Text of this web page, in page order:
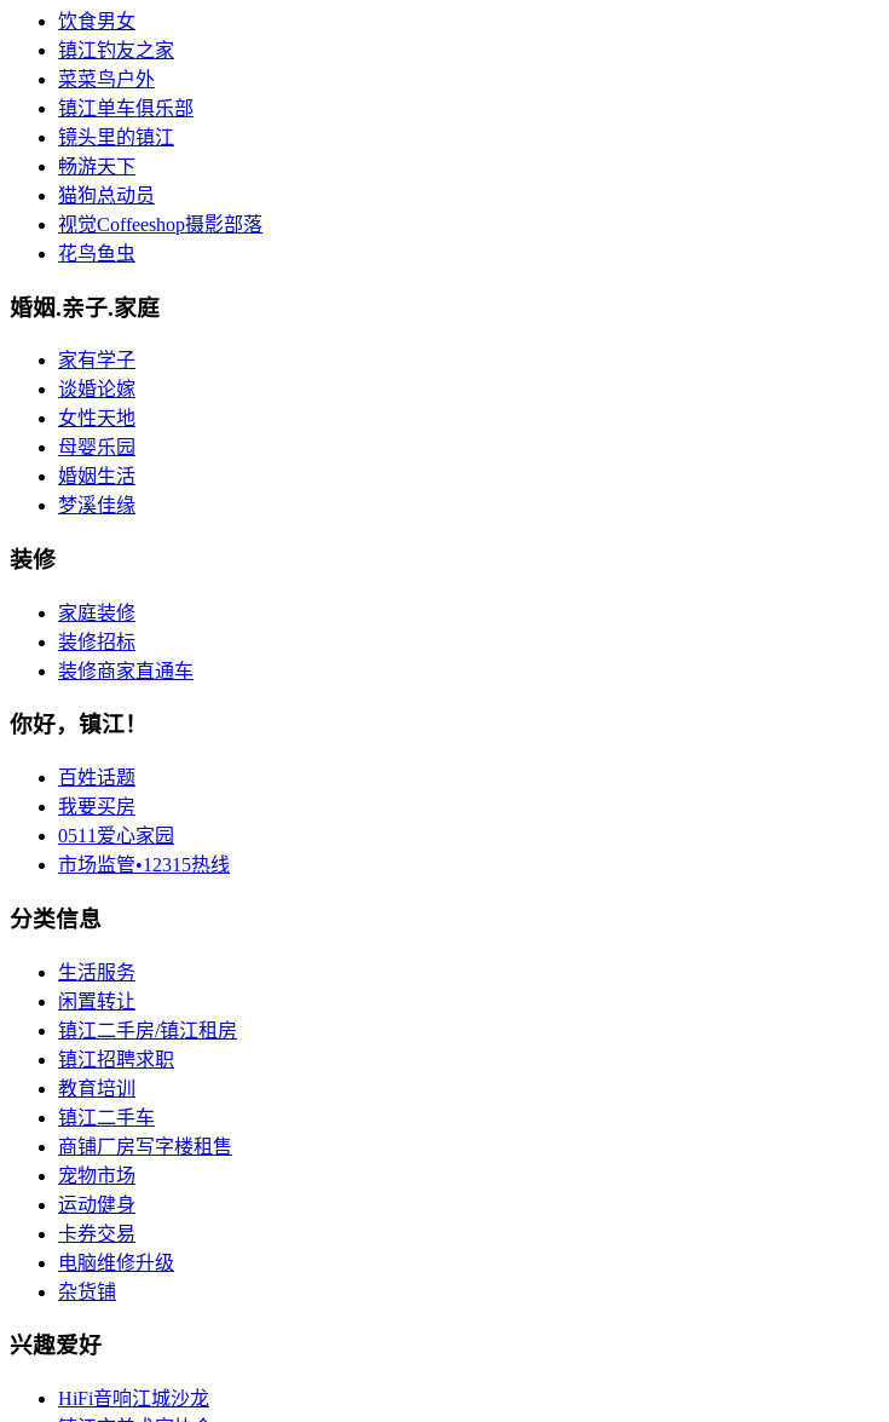
饮食男女
镇江钓友之家
菜菜鸟户外
镇江单车俱乐部
镜头里的镇江
畅游天下
猫狗总动员
视觉Coffeeshop摄影部落
花鸟鱼虫
婚姻.亲子.家庭
家有学子
谈婚论嫁
女性天地
母婴乐园
婚姻生活
梦溪佳缘
装修
家庭装修
装修招标
装修商家直通车
你好，镇江！
百姓话题
我要买房
0511爱心家园
市场监管•12315热线
分类信息
生活服务
闲置转让
镇江二手房/镇江租房
镇江招聘求职
教育培训
镇江二手车
商铺厂房写字楼租售
宠物市场
运动健身
卡券交易
电脑维修升级
杂货铺
兴趣爱好
HiFi音响江城沙龙